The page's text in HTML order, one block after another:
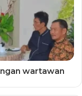
wartawan